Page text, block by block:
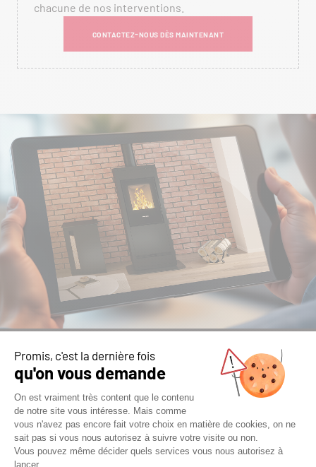
chacune de nos interventions.
CONTACTEZ-NOUS DÈS MAINTENANT
ESTIMER LA PUISSANCE DE
VOTRE FUTUR APPAREIL DE
CHAUFFAGE
Vous avez un projet de chauffage ou
d’aménagement ? Poêle à bois ou granulés,